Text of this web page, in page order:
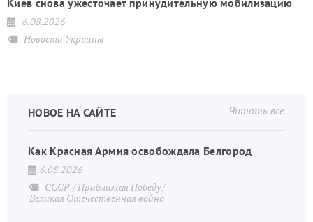
Киев снова ужесточает принудительную мобилизацию
6.08.2026
Новости Украины
Читать все
НОВОЕ НА САЙТЕ
Как Красная Армия освобождала Белгород
6.08.2026
СССР Приближая Победу
Великая Отечественная война